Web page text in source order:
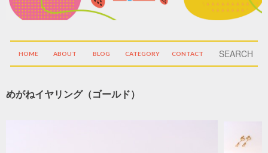
HOME ABOUT BLOG CATEGORY CONTACT
めがねイヤリング（ゴールド）